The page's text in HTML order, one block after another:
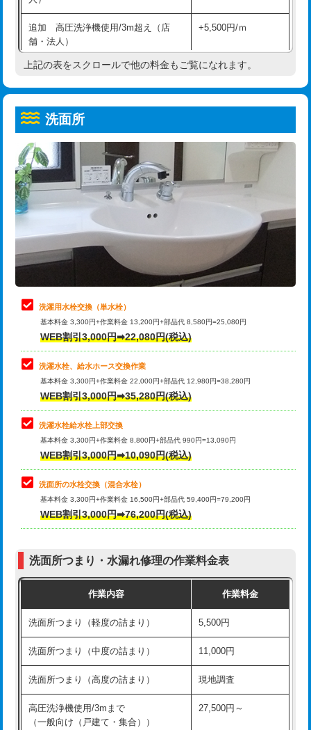
コンクリート斫り（厚さ10㎝超え）
モルタル補修（厚さ10㎝まで） 27,500円
モルタル補修（厚さ10㎝超え） 38,500円
洗面台設置 38,500円
追加人工
廃棄・処分 現場見積
※給水管工事は20mmまでの価格です。
給水管工事※（ホール加工)
給水管工事※（バンド止め) 3,300円
給水管工事※（支持金具設置) 5,500円
給水管工事※（保温材使用（バンド止
め込み）)
5,500円
給水管工事※（土の掘削・埋め戻し作
業)
11,000円
給水管工事※（塩ビ管（VP・HI）使
用/3ｍまで)
33,000円
給水管工事※（塩ビ管（VP・HI）使
用（追加）/3ｍ超え)
給水管工事※（ライニング鋼管・銅
管・ポリ管・HT管使用/3ｍまで)
44,000円
給水管工事※（ライニング鋼管・銅
管・ポリ管・HT管使用/3ｍ超え)
排水管工事（土の掘削・埋め戻し作
業）
排水管工事（排水管工事/3ｍまで） 55,000円
排水管工事（追加 排水管工事/3ｍ超
え）
マス交換（土の掘削・埋め戻し作業）
マス交換（深さ50㎝未満）
マス交換（深さ50㎝以上）
モルタル補修（厚さ10㎝まで） 27,500円
モルタル補修（厚さ10㎝超え） 38,500円
洗面台設置 38,500円
バスタブ設置 現場見積
追加人工 16,500円
追加 高圧洗浄機使用/3m超え（店
舗・法人）
+5,500円/ｍ
高度高圧洗浄換 現地調査
トーラー機使用/3mまで
追加トーラー機使用/3m超え +3,300円
カメラ調査 33,000円
桝清掃
止水・漏水調査・防水処理・清掃・修
理・調整・分解・加工など（軽作業）
11,000円
止水・漏水調査・防水処理・清掃・修
理・調整・分解・加工など（中作業）
22,000円
止水・漏水調査・防水処理・清掃・修
理・調整・分解・加工など（重作業）
33,000円
キッチンタンク脱着
その他部品の脱着
交換・取付（タンク）
交換・取付(単水栓（壁付・デッキ
式）)
交換・取付(混合水栓（壁付・デッキ
式・ワンホール）)
16,500円+材料費
（P/S/ポップアップ））
交換・取付（その他部品） 11,000円+材料費
持込商品取付（単水栓） 13,200円
持込商品取付（混合水栓） 16,500円
持込商品取付（浄水器・分岐水栓） 16,500円
給水管工事※（ホール加工) 16,500円
給水管工事※（バンド止め)
上記の表をスクロールで他の料金もご覧になれます。
洗面所
洗濯用水栓交換（単水栓）
基本料金 3,300円+作業料金 13,200円+部品代 8,580円=25,080円
WEB割引3,000円➡22,080円(税込)
洗濯水栓、給水ホース交換作業
基本料金 3,300円+作業料金 22,000円+部品代 12,980円=38,280円
WEB割引3,000円➡35,280円(税込)
洗濯水栓給水栓上部交換
基本料金 3,300円+作業料金 8,800円+部品代 990円=13,090円
WEB割引3,000円➡10,090円(税込)
洗面所の水栓交換（混合水栓）
基本料金 3,300円+作業料金 16,500円+部品代 59,400円=79,200円
WEB割引3,000円➡76,200円(税込)
洗面所つまり・水漏れ修理の作業料金表
作業内容 作業料金
洗面所つまり（軽度の詰まり） 5,500円
洗面所つまり（中度の詰まり） 11,000円
洗面所つまり（高度の詰まり） 現地調査
高圧洗浄機使用/3mまで
（一般向け（戸建て・集合））
27,500円～